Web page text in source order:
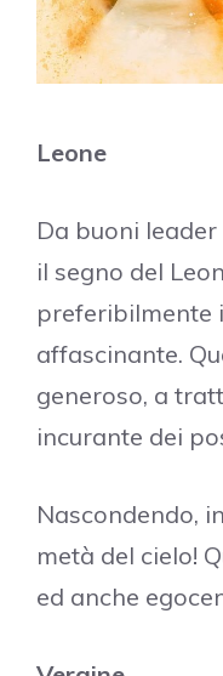
Leone
Da buoni
il segno del
preferibilmente
affascinante.
generoso, a
incurante dei
Nascondendo,
metà del cielo!
ed anche